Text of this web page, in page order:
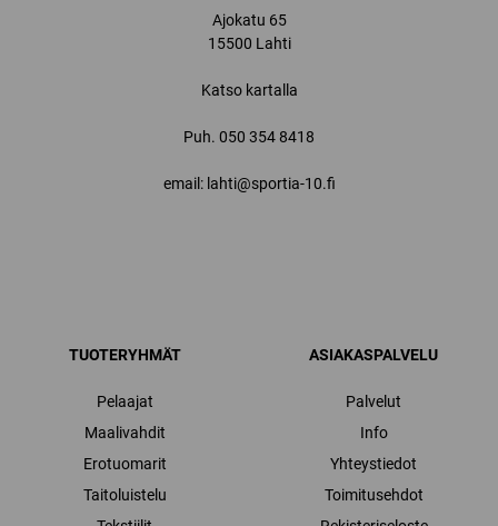
Ajokatu 65
15500 Lahti
Katso kartalla
Puh. 050 354 8418
email: lahti@sportia-10.fi
TUOTERYHMÄT
Pelaajat
Maalivahdit
Erotuomarit
Taitoluistelu
ASIAKASPALVELU
Palvelut
Info
Yhteystiedot
Toimitusehdot